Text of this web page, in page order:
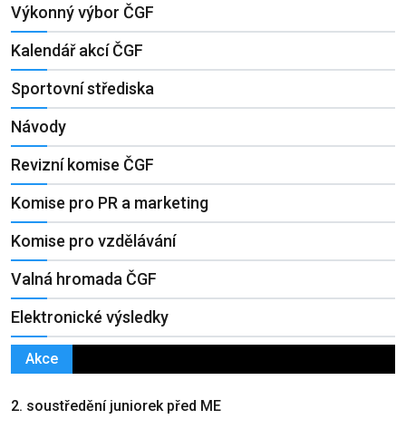
Výkonný výbor ČGF
Kalendář akcí ČGF
Sportovní střediska
Návody
Revizní komise ČGF
Komise pro PR a marketing
Komise pro vzdělávání
Valná hromada ČGF
Elektronické výsledky
Akce
2. soustředění juniorek před ME